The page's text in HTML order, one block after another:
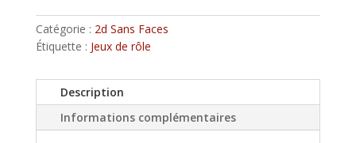
-
Livre
base
t
e
Catégorie : 2d Sans Faces
Étiquette : Jeux de rôle
Description
Informations complémentaires